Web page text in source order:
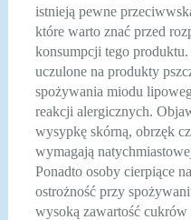
istnieją pewne
które warto znać przed
konsumpcji tego
uczulone na produkty
spożywania miodu
reakcji alergicznych.
wysypkę skórną, obrzęk
wymagają
Ponadto osoby cierpiące
ostrożność przy
wysoką zawartość cukrów